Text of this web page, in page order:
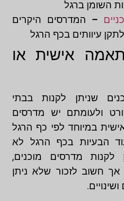
השומן ברגל
– המדרסים היקרים
עיוותים בכף הרגל
אישית או
שניתן לקנות בבתי
ולעומתם יש מדרסים
במיוחד לפי כף הרגל
הבעיות בכף הרגל לא
לקנות מדרסים מוכנים,
אך חשוב לזכור שלא ניתן